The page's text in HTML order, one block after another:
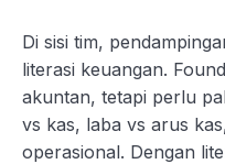
Di sisi tim,
literasi keuangan.
akuntan, tetapi perlu
vs kas, laba vs arus
operasional. Dengan